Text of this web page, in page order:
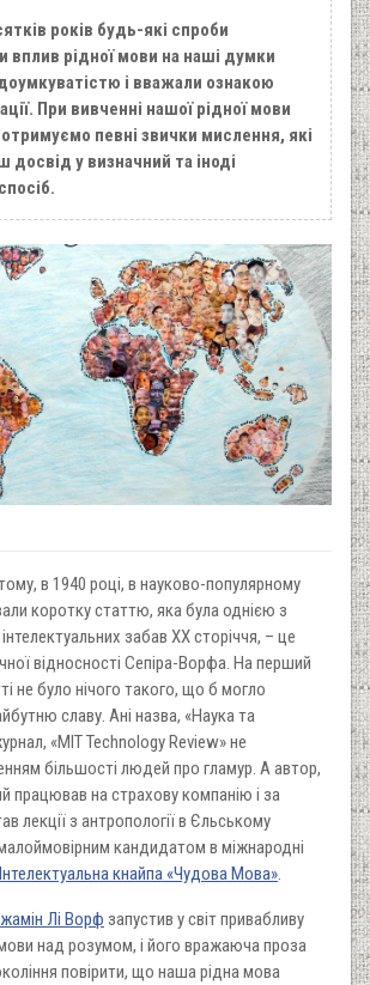
років будь-які спроби
вплив рідної мови на наші думки
і вважали ознакою
При вивченні нашої рідної мови
певні звички мислення, які
у визначний та іноді
в 1940 році, в науково-популярному
коротку статтю, яка була однією з
забав XX сторіччя, – це
відносності Сепіра-Ворфа. На перший
не було нічого такого, що б могло
славу. Ані назва, «Наука та
«MIT Technology Review» не
більшості людей про гламур. А автор,
працював на страхову компанію і за
лекції з антропології в Єльському
малоймовірним кандидатом в міжнародні
Інтелектуальна кнайпа «Чудова Мова».
Лі Ворф запустив у світ привабливу
над розумом, і його вражаюча проза
повірити, що наша рідна мова